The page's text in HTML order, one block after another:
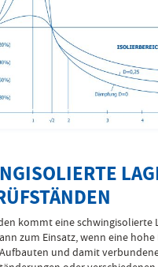
kommt eine schwingisolierte
zum Einsatz, wenn eine hohe
und damit